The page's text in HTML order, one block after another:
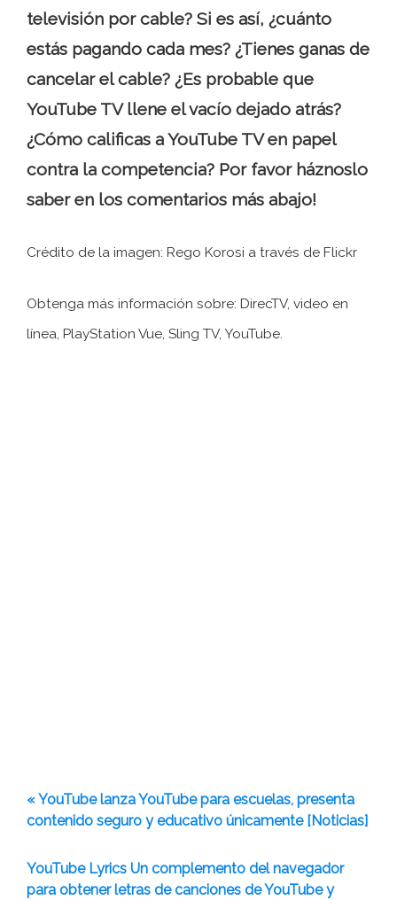
televisión por cable? Si es así, ¿cuánto
estás pagando cada mes? ¿Tienes ganas de
cancelar el cable? ¿Es probable que
YouTube TV llene el vacío dejado atrás?
¿Cómo calificas a YouTube TV en papel
contra la competencia? Por favor háznoslo
saber en los comentarios más abajo!
Crédito de la imagen: Rego Korosi a través de Flickr
Obtenga más información sobre: ​​DirecTV, video en
línea, PlayStation Vue, Sling TV, YouTube.
« YouTube lanza YouTube para escuelas, presenta
contenido seguro y educativo únicamente [Noticias]
YouTube Lyrics Un complemento del navegador
para obtener letras de canciones de YouTube y